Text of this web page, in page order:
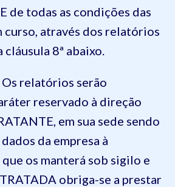
de todas as condições das
curso, através dos relatórios
8ª abaixo.
Os relatórios serão
reservado à direção
em sua sede sendo
da empresa à
os manterá sob sigilo e
obriga-se a prestar